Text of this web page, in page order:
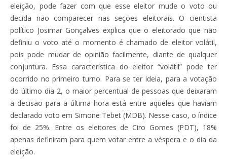
eleição, pode fazer com que esse eleitor mude o voto ou
decida não comparecer nas seções eleitorais. O cientista
político Josimar Gonçalves explica que o eleitorado que não
definiu o voto até o momento é chamado de eleitor volátil,
pois pode mudar de opinião facilmente, diante de qualquer
conjuntura. Essa característica do eleitor “volátil” pode ter
ocorrido no primeiro turno. Para se ter ideia, para a votação
do último dia 2, o maior percentual de pessoas que deixaram
a decisão para a última hora está entre aqueles que haviam
declarado voto em Simone Tebet (MDB). Nesse caso, o índice
foi de 25%. Entre os eleitores de Ciro Gomes (PDT), 18%
apenas definiram para quem votar entre a véspera e o dia da
eleição.